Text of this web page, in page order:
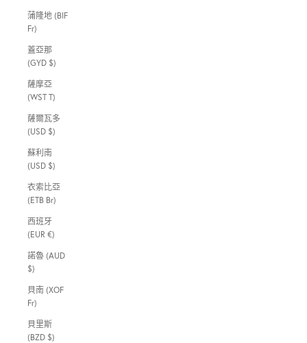
蒲隆地 (BIF
Fr)
蓋亞那
(GYD $)
薩摩亞
(WST T)
薩爾瓦多
(USD $)
蘇利南
(USD $)
衣索比亞
(ETB Br)
西班牙
(EUR €)
諾魯 (AUD
$)
貝南 (XOF
Fr)
貝里斯
(BZD $)